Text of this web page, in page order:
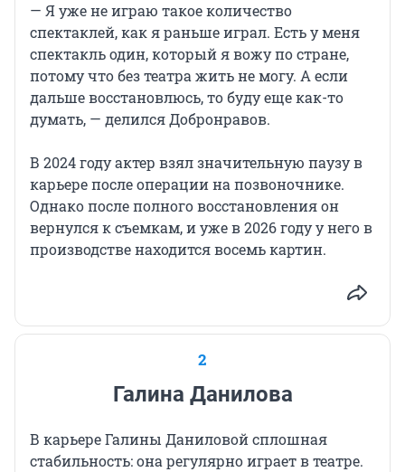
— Я уже не играю такое количество
спектаклей, как я раньше играл. Есть у меня
спектакль один, который я вожу по стране,
потому что без театра жить не могу. А если
дальше восстановлюсь, то буду еще как-то
думать, — делился Добронравов.
В 2024 году актер взял значительную паузу в
карьере после операции на позвоночнике.
Однако после полного восстановления он
вернулся к съемкам, и уже в 2026 году у него в
производстве находится восемь картин.
2
Галина Данилова
В карьере Галины Даниловой сплошная
стабильность: она регулярно играет в театре.